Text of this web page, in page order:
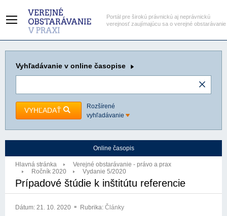
Portál pre širokú právnickú aj neprávnickú
verejnosť zaujímajúcu sa o verejné obstarávanie
Vyhľadávanie v online časopise
VYHĽADAŤ
Rozšírené
vyhľadávanie
Online časopis
Hlavná stránka
Verejné obstarávanie - právo a prax
Ročník 2020
Vydanie 5/2020
Prípadové štúdie k inštitútu referencie
Dátum: 21. 10. 2020 Rubrika: Články